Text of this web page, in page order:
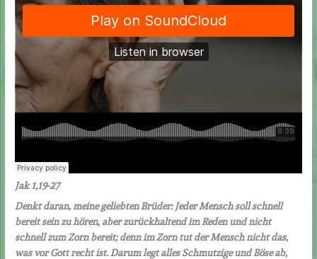
Jak 1,19-27
Denkt daran, meine geliebten Brüder: Jeder Mensch soll schnell
bereit sein zu hören, aber zurückhaltend im Reden und nicht
schnell zum Zorn bereit; denn im Zorn tut der Mensch nicht das,
was vor Gott recht ist. Darum legt alles Schmutzige und Böse ab,